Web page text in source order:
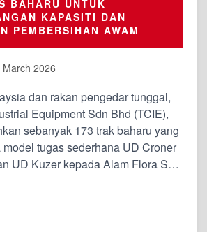
BAHARU UNTUK
KAPASITI DAN
PEMBERSIHAN AWAM
2026
dan rakan pengedar tunggal,
Equipment Sdn Bhd (TCIE),
sebanyak 173 trak baharu yang
tugas sederhana UD Croner
UD Kuzer kepada Alam Flora Sdn
awam untuk Wilayah